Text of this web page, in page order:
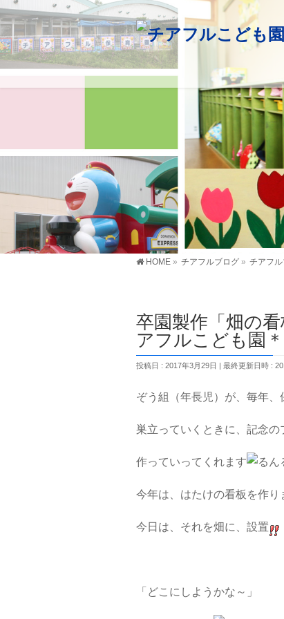
HOME » チアフルブログ » チアフ
卒園製作「畑
アフルこども園＊
投稿日 : 2017年3月29日 最終更新日時 :
ぞう組（年長児）が、毎年、
巣立っていくときに、記念の
作っていってくれます
今年は、はたけの看板を作り
今日は、それを畑に、設置
「どこにしようかな～」